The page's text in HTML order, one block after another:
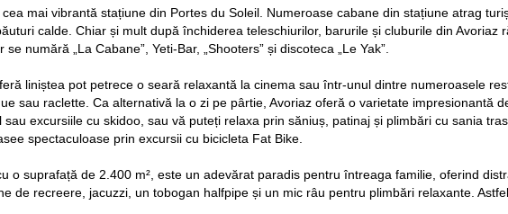
mai vibrantă stațiune din Portes du Soleil. Numeroase cabane din stațiune atrag
calde. Chiar și mult după închiderea teleschiurilor, barurile și cluburile din
se numără „La Cabane”, Yeti-Bar, „Shooters” și discoteca „Le Yak”.
liniștea pot petrece o seară relaxantă la cinema sau într-unul dintre numeroasele
sau raclette. Ca alternativă la o zi pe pârtie, Avoriaz oferă o varietate impresionantă
sau excursiile cu skidoo, sau vă puteți relaxa prin săniuș, patinaj și plimbări cu sania
spectaculoase prin excursii cu bicicleta Fat Bike.
cu o suprafață de 2.400 m², este un adevărat paradis pentru întreaga familie, oferind
de recreere, jacuzzi, un tobogan halfpipe și un mic râu pentru plimbări relaxante.